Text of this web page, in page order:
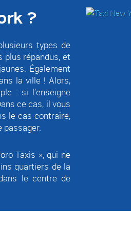
?
types de
plus répandus, et
Également
la ville ! Alors,
: si l’enseigne
ce cas, il vous
le cas contraire,
passager.
Taxis », qui ne
quartiers de la
le centre de